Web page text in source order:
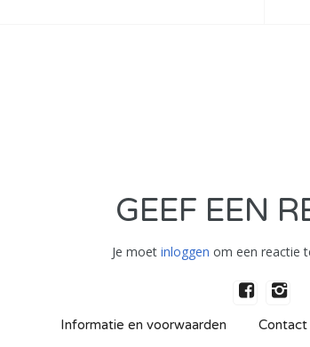
GEEF EEN
Je moet inloggen om een reactie
Informatie en voorwaarden Contact